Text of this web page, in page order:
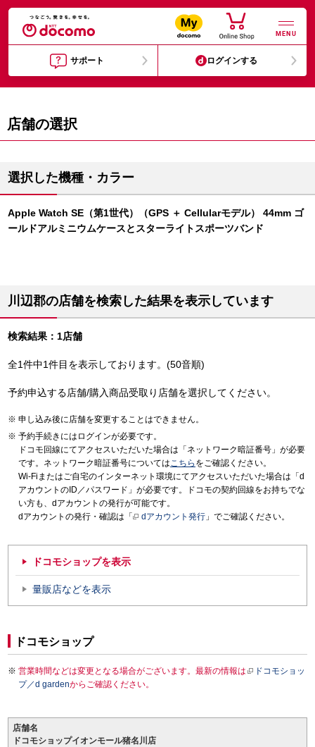
MENU
サポート ログインする
店舗の選択
選択した機種・カラー
Apple Watch SE（第1世代）（GPS ＋ Cellularモデル） 44mm ゴ
ールドアルミニウムケースとスターライトスポーツバンド
川辺郡の店舗を検索した結果を表示しています
検索結果：1店舗
全1件中1件目を表示しております。(50音順)
予約申込する店舗/購入商品受取り店舗を選択してください。
申し込み後に店舗を変更することはできません。
予約手続きにはログインが必要です。
ドコモ回線にてアクセスいただいた場合は「ネットワーク暗証番号」が必要
です。ネットワーク暗証番号についてはこちら をご確認ください。
Wi-Fiまたはご自宅のインターネット環境にてアクセスいただいた場合は「d
アカウントのID／パスワード」が必要です。ドコモの契約回線をお持ちでな
い方も、dアカウントの発行が可能です。
dアカウントの発行・確認は「
dアカウント発行 」でご確認ください。
ドコモショップを表示
量販店などを表示
ドコモショップ
営業時間などは変更となる場合がございます。最新の情報は
ドコモショッ
プ／d gardenからご確認ください。
店舗名
ドコモショップイオンモール猪名川店